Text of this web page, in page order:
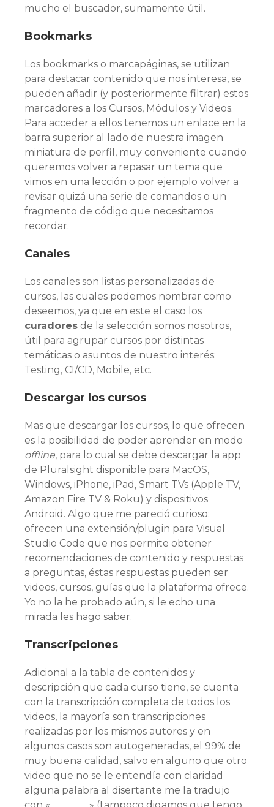
mucho el buscador, sumamente útil.
Bookmarks
Los bookmarks o marcapáginas, se utilizan
para destacar contenido que nos interesa, se
pueden añadir (y posteriormente filtrar) estos
marcadores a los Cursos, Módulos y Videos.
Para acceder a ellos tenemos un enlace en la
barra superior al lado de nuestra imagen
miniatura de perfil, muy conveniente cuando
queremos volver a repasar un tema que
vimos en una lección o por ejemplo volver a
revisar quizá una serie de comandos o un
fragmento de código que necesitamos
recordar.
Canales
Los canales son listas personalizadas de
cursos, las cuales podemos nombrar como
deseemos, ya que en este el caso los
curadores de la selección somos nosotros,
útil para agrupar cursos por distintas
temáticas o asuntos de nuestro interés:
Testing, CI/CD, Mobile, etc.
Descargar los cursos
Mas que descargar los cursos, lo que ofrecen
es la posibilidad de poder aprender en modo
offline, para lo cual se debe descargar la app
de Pluralsight disponible para MacOS,
Windows, iPhone, iPad, Smart TVs (Apple TV,
Amazon Fire TV & Roku) y dispositivos
Android. Algo que me pareció curioso:
ofrecen una extensión/plugin para Visual
Studio Code que nos permite obtener
recomendaciones de contenido y respuestas
a preguntas, éstas respuestas pueden ser
videos, cursos, guías que la plataforma ofrece.
Yo no la he probado aún, si le echo una
mirada les hago saber.
Transcripciones
Adicional a la tabla de contenidos y
descripción que cada curso tiene, se cuenta
con la transcripción completa de todos los
videos, la mayoría son transcripciones
realizadas por los mismos autores y en
algunos casos son autogeneradas, el 99% de
muy buena calidad, salvo en alguno que otro
video que no se le entendía con claridad
alguna palabra al disertante me la tradujo